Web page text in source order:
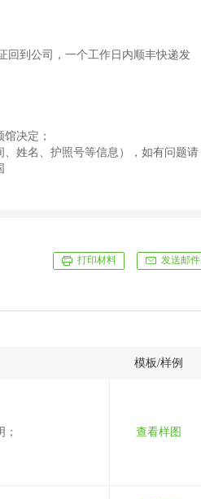
回到公司，一个工作日内顺丰快递发
决定；
姓名、护照号等信息），如有问题请
打印材料 发送邮件
模板/样例
查看样图